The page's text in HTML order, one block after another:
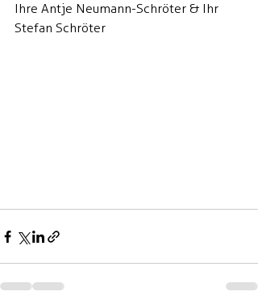
Ihre Antje Neumann-Schröter & Ihr
Stefan Schröter